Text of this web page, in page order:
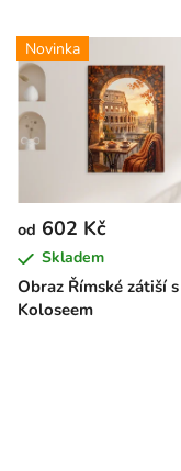
t
ůNovinka
Obraz Římské zátiší s
Koloseem
od 602 Kč
Skladem